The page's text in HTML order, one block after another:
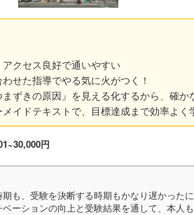
自習室あり 定期面談実施
安全対策あり 入退室管理システムあり
あり
クセス良好で通いやすい
せた指導でやる気に火がつく！
ずきの原因』を見える化するから、確か
イドテキストで、目標達成まで効率よく
円
も、受験を決断する時期もかなり遅かった
ーションの向上と受験結果を通して、本人